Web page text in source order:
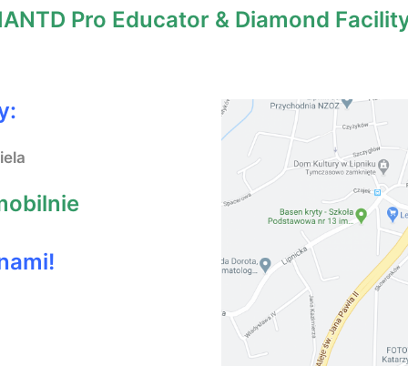
Pro Educator & Diamond